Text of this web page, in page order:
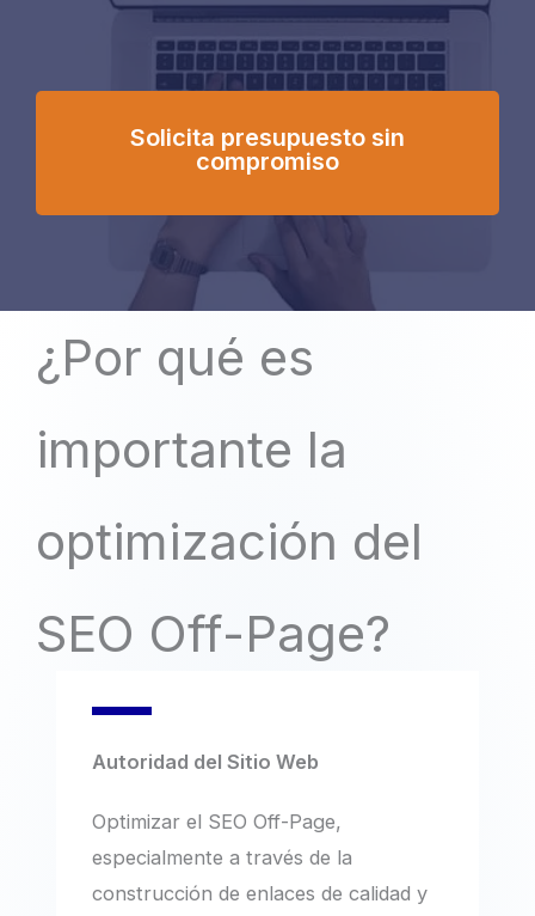
Solicita presupuesto sin
compromiso
¿Por qué es
importante la
optimización del
SEO Off-Page?
Autoridad del Sitio Web
Optimizar el SEO Off-Page,
especialmente a través de la
construcción de enlaces de calidad y